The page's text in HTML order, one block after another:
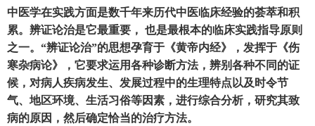
中医学在实践方面是数千年来历代中医临床经验的荟萃和积
累。辨证论治是它最重要 ， 也是最根本的临床实践指导原则
之一。 “辨证论治”的思想孕育于《黄帝内经》 ， 发挥于《伤
寒杂病论》
， 它要求运用各种诊断方法， 辨别各种不同的证
候 ， 对病人疾病发生、发展过程中的生理特点以及时令节
气、地区环境、生活习俗等因素 ， 进行综合分析， 研究其致
病的原因 ， 然后确定恰当的治疗方法。